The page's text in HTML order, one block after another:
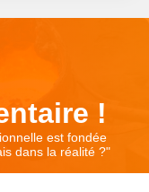
!
est fondée
dans la réalité ?"